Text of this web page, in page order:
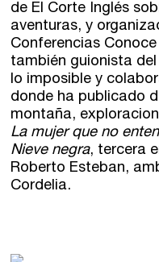
de El Corte Inglés
aventuras, y
Conferencias
también guionista
lo imposible y
donde ha publicado
montaña,
La mujer que no
Nieve negra, tercera
Roberto Esteban,
Cordelia.